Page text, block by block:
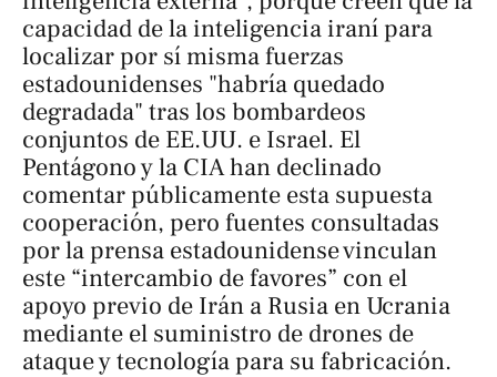
capacidad de la inteligencia iraní para
localizar por sí misma fuerzas
estadounidenses "habría quedado
degradada" tras los bombardeos
conjuntos de EE.UU. e Israel. El
Pentágono y la CIA han declinado
comentar públicamente esta supuesta
cooperación, pero fuentes consultadas
por la prensa estadounidense vinculan
este “intercambio de favores” con el
apoyo previo de Irán a Rusia en Ucrania
mediante el suministro de drones de
ataque y tecnología para su fabricación.